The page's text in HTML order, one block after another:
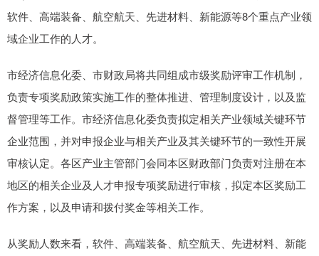
软件、高端装备、航空航天、先进材料、新能源等8个重点产业领
域企业工作的人才。
市经济信息化委、市财政局将共同组成市级奖励评审工作机制，
负责专项奖励政策实施工作的整体推进、管理制度设计，以及监
督管理等工作。市经济信息化委负责拟定相关产业领域关键环节
企业范围，并对申报企业与相关产业及其关键环节的一致性开展
审核认定。各区产业主管部门会同本区财政部门负责对注册在本
地区的相关企业及人才申报专项奖励进行审核，拟定本区奖励工
作方案，以及申请和拨付奖金等相关工作。
从奖励人数来看，软件、高端装备、航空航天、先进材料、新能